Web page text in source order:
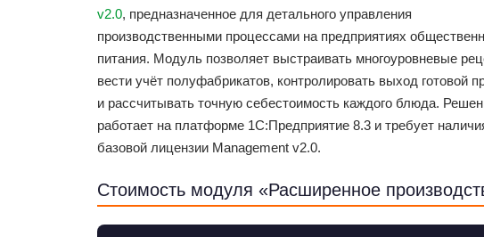
v2.0, предназначенное для детального управления
производственными процессами на предприятиях
питания. Модуль позволяет выстраивать многоуровневые
вести учёт полуфабрикатов, контролировать выход готовой
и рассчитывать точную себестоимость каждого блюда.
работает на платформе 1С:Предприятие 8.3 и требует
базовой лицензии Management v2.0.
Стоимость модуля «Расширенное